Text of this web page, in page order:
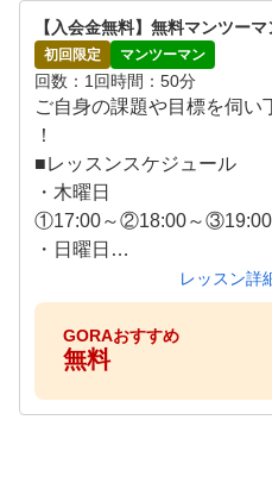
オプション追加でパーソナ
会前に有料体験レッスンもあ
ご自身の課題や目標を伺い
■駐車場完備
地下駐車場完備！利用当日は
車でキャディバックを持っ
【入会金無料】無料マンツー
初回限定 マンツーマン
回数 1回時間 50分
ご自身の課題や目標を伺
！
■レッスンスケジュール
・木曜日
①17:00～②18:00～
・日曜日
①9:00～②10:00～③11:00
レッスン詳
GORAおすすめ
無料